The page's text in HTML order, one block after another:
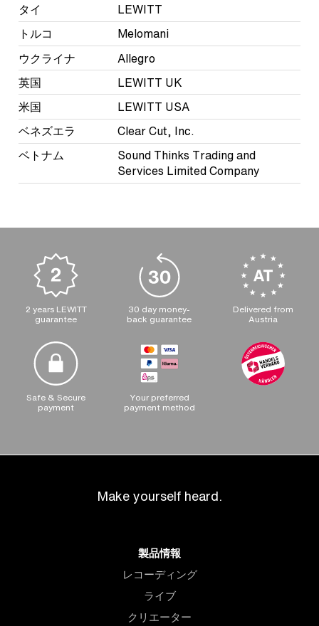
タイ
LEWITT
トルコ
Melomani
ウクライナ
Allegro
英国
LEWITT UK
米国
LEWITT USA
ベネズエラ
Clear Cut, Inc.
ベトナム
Sound Thinks Trading and
Services Limited Company
2 years LEWITT
guarantee
30 day money-
back guarantee
Delivered from
Austria
Safe & Secure
payment
Your preferred
payment method
Make yourself heard.
製品情報
レコーディング
ライブ
クリエーター